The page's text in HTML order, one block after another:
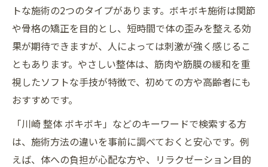
トな施術の2つのタイプがあります。ボキボキ施術は関節
や骨格の矯正を目的とし、短時間で体の歪みを整える効
果が期待できますが、人によっては刺激が強く感じるこ
ともあります。やさしい整体は、筋肉や筋膜の緩和を重
視したソフトな手技が特徴で、初めての方や高齢者にも
おすすめです。
「川崎 整体 ボキボキ」などのキーワードで検索する方
は、施術方法の違いを事前に調べておくと安心です。例
えば、体への負担が心配な方や、リラクゼーション目的